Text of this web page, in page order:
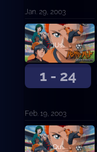
Jan. 29, 2003
1 - 24
¡Ustedes chicos son demasiado arrogantes!
Feb. 19, 2003
Que comience la tanda de penales